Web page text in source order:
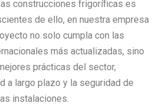
construcciones frigoríficas es
de ello, en nuestra empresa
no solo cumpla con las
más actualizadas, sino
prácticas del sector,
a largo plazo y la seguridad de
instalaciones.